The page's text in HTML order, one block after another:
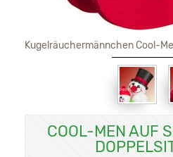
Kugelräuchermännchen Cool-
COOL-MEN AUF